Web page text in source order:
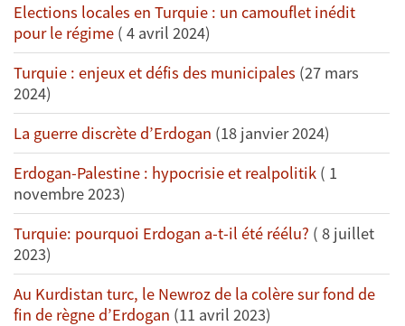
Elections locales en Turquie : un camouflet inédit
pour le régime ( 4 avril 2024)
Turquie : enjeux et défis des municipales (27 mars
2024)
La guerre discrète d’Erdogan (18 janvier 2024)
Erdogan-Palestine : hypocrisie et realpolitik ( 1
novembre 2023)
Turquie: pourquoi Erdogan a-t-il été réélu? ( 8 juillet
2023)
Au Kurdistan turc, le Newroz de la colère sur fond de
fin de règne d’Erdogan (11 avril 2023)